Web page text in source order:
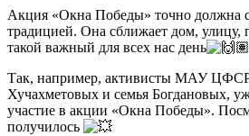
Акция «Окна Победы» точно должна
традицией. Она сближает дом, улицу,
такой важный для всех нас день
Так, например, активисты МАУ
Хучахметовых и семья Богдановых,
участие в акции «Окна Победы».
получилось